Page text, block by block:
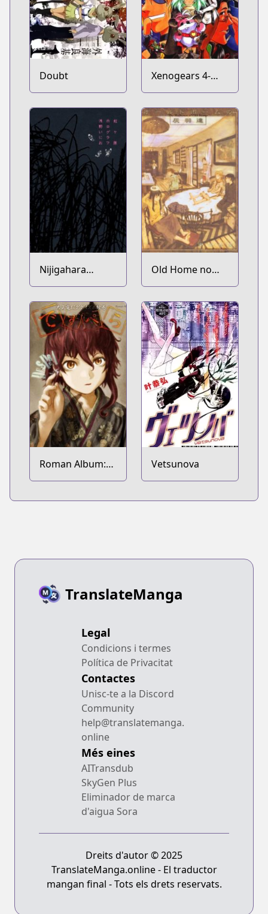
Doubt
Xenogears 4-
koma Comic
Nijigahara
Holograph
Old Home no
Haibane-tachi
Roman Album:
Taishou Dennou
Vetsunova
TranslateManga
Legal
Condicions i termes
Política de Privacitat
Contactes
Unisc-te a la Discord
Community
help@translatemanga.
online
Més eines
AITransdub
SkyGen Plus
Eliminador de marca
d'aigua Sora
Dreits d'autor © 2025
TranslateManga.online - El traductor
mangan final - Tots els drets reservats.